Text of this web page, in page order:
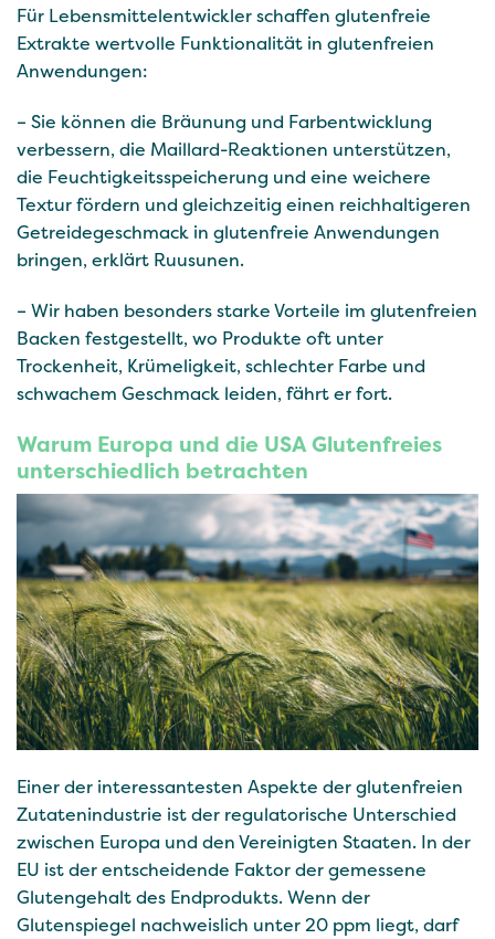
Für Lebensmittelentwickler schaffen glutenfreie
Extrakte wertvolle Funktionalität in glutenfreien
Anwendungen:
– Sie können die Bräunung und Farbentwicklung
verbessern, die Maillard-Reaktionen unterstützen,
die Feuchtigkeitsspeicherung und eine weichere
Textur fördern und gleichzeitig einen reichhaltigeren
Getreidegeschmack in glutenfreie Anwendungen
bringen, erklärt Ruusunen.
– Wir haben besonders starke Vorteile im glutenfreien
Backen festgestellt, wo Produkte oft unter
Trockenheit, Krümeligkeit, schlechter Farbe und
schwachem Geschmack leiden, fährt er fort.
Warum Europa und die USA Glutenfreies
unterschiedlich betrachten
Einer der interessantesten Aspekte der glutenfreien
Zutatenindustrie ist der regulatorische Unterschied
zwischen Europa und den Vereinigten Staaten. In der
EU ist der entscheidende Faktor der gemessene
Glutengehalt des Endprodukts. Wenn der
Glutenspiegel nachweislich unter 20 ppm liegt, darf